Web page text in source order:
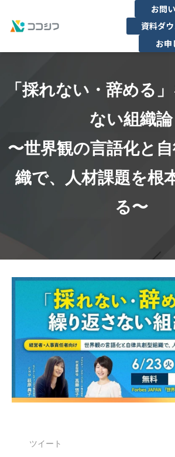
お問
資料ダ
お申
サービス一覧
学びのコモンズ
よくあるご質問
「採れない・辞める
ない組織論
〜世界観の言語化と
織で、人材課題を根
る〜
ツイート